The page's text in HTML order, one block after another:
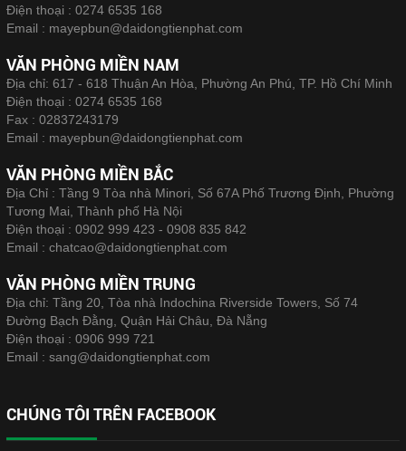
Điện thoại : 0274 6535 168
Email : mayepbun@daidongtienphat.com
VĂN PHÒNG MIỀN NAM
Địa chỉ: 617 - 618 Thuận An Hòa, Phường An Phú, TP. Hồ Chí Minh
Điện thoại : 0274 6535 168
Fax : 02837243179
Email : mayepbun@daidongtienphat.com
VĂN PHÒNG MIỀN BẮC
Địa Chỉ : Tầng 9 Tòa nhà Minori, Số 67A Phố Trương Định, Phường
Tương Mai, Thành phố Hà Nội
Điện thoại : 0902 999 423 - 0908 835 842
Email : chatcao@daidongtienphat.com
VĂN PHÒNG MIỀN TRUNG
Địa chỉ: Tầng 20, Tòa nhà Indochina Riverside Towers, Số 74
Đường Bạch Đằng, Quận Hải Châu, Đà Nẵng
Điện thoại : 0906 999 721
Email : sang@daidongtienphat.com
CHÚNG TÔI TRÊN FACEBOOK